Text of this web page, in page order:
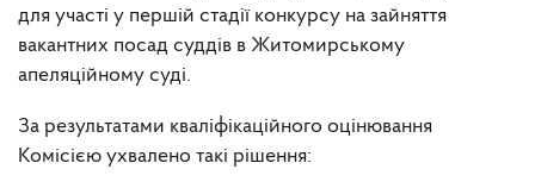
для участі у першій стадії конкурсу на зайняття
вакантних посад суддів в Житомирському
апеляційному суді.
За результатами кваліфікаційного оцінювання
Комісією ухвалено такі рішення: